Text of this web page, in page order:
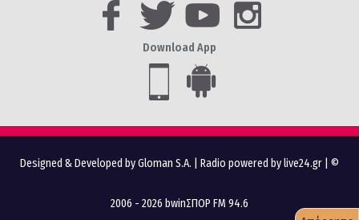
Download App
Designed & Developed by Gloman S.A. Radio powered by live24.gr | ©
2006 - 2026 bwinΣΠΟΡ FM 94.6